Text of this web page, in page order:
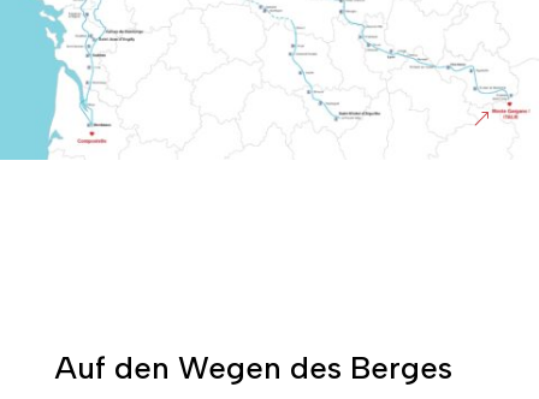
&
Auf den Wegen des Berges